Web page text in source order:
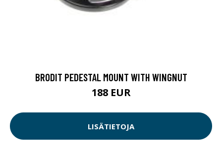
BRODIT PEDESTAL MOUNT WITH WINGNUT
188 EUR
LISÄTIETOJA